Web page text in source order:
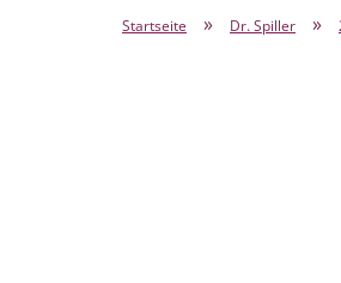
Startseite » Dr. Spiller »